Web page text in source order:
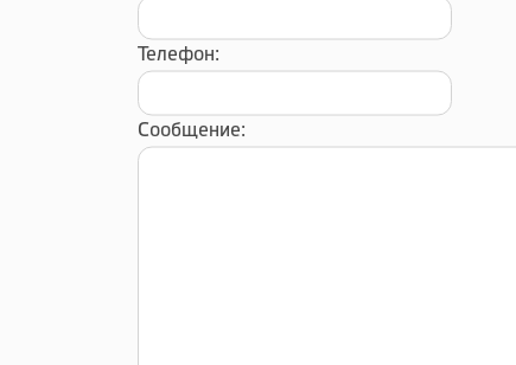
Телефон:
Сообщение: